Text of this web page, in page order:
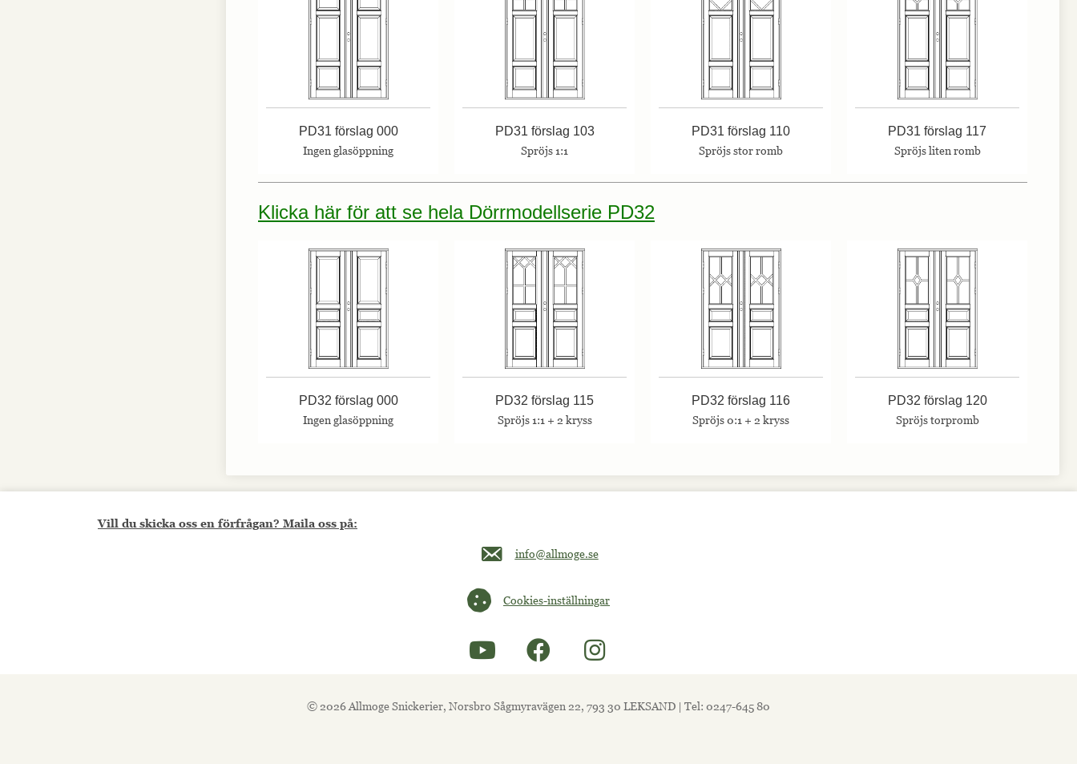
PD31 förslag 000
Ingen glasöppning
PD31 förslag 103
Spröjs 1:1
PD31 förslag 110
Spröjs stor romb
PD31 förslag 117
Spröjs liten romb
Klicka här för att se hela Dörrmodellserie PD32
PD32 förslag 000
Ingen glasöppning
PD32 förslag 115
Spröjs 1:1 + 2 kryss
PD32 förslag 116
Spröjs 0:1 + 2 kryss
PD32 förslag 120
Spröjs torpromb
Vill du skicka oss en förfrågan? Maila oss på:
Maila oss på info@allmoge.se
info@allmoge.se
Cookies-inställningar
Cookies-inställningar
© 2026 Allmoge Snickerier, Norsbro Sågmyravägen 22, 793 30 LEKSAND | Tel: 0247-645 80
avvisningsfrekvens,